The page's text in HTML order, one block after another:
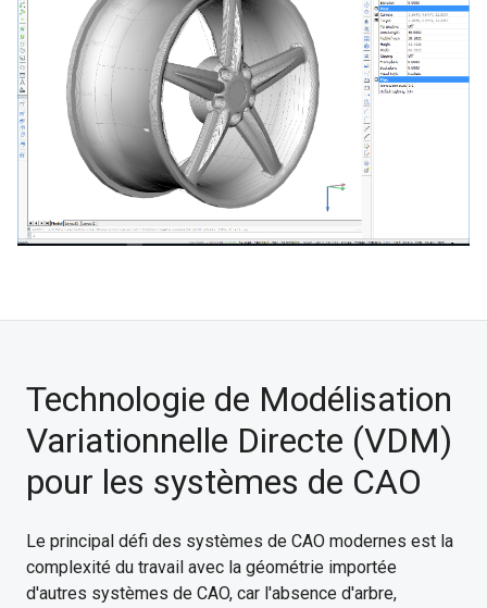
Technologie de Modélisation
Variationnelle Directe (VDM)
pour les systèmes de CAO
Le principal défi des systèmes de CAO modernes est la
complexité du travail avec la géométrie importée
d'autres systèmes de CAO, car l'absence d'arbre,